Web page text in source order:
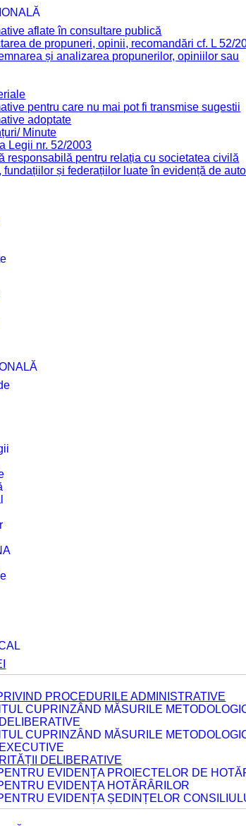
aflate în consultare publică
de propuneri, opinii, recomandări cf. L 52/
și analizarea propunerilor, opiniilor sau
pentru care nu mai pot fi transmise sugestii
adoptate
Minute
Legii nr. 52/2003
responsabilă pentru relația cu societatea civilă
fundațiilor și federațiilor luate în evidență de
PROCEDURILE ADMINISTRATIVE
CUPRINZÂND MĂSURILE
CUPRINZÂND MĂSURILE
DELIBERATIVE
EVIDENȚA PROIECTELOR DE
EVIDENȚA HOTĂRÂRILOR
EVIDENȚA ȘEDINȚELOR